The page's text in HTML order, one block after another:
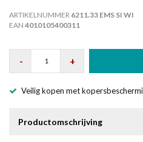
ARTIKELNUMMER 6211.33 EMS SI WI
EAN 4010105400311
- +
Veilig kopen met
Productomschrijving